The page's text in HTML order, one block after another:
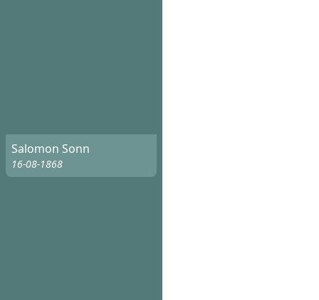
Salomon Sonn
16-08-1868